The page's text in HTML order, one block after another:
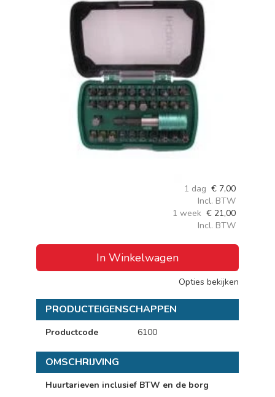
1 dag € 7,00
Incl. BTW
1 week € 21,00
Incl. BTW
In Winkelwagen
Opties bekijken
PRODUCTEIGENSCHAPPEN
Productcode 6100
OMSCHRIJVING
Huurtarieven inclusief BTW en de borg